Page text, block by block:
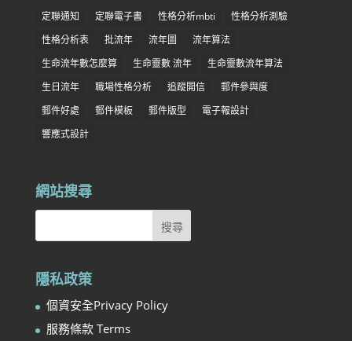
定聯通知
定聯電子書 性格分析mbti
性格分析測驗
性格分析表
批流年 流年圖
流年算法
生命流年數怎麼算
生命靈數 流年
生命靈數流年算法
生日流年
職場性格分析 追蹤開信
郵件參與度
郵件好處
郵件模板 郵件版型
電子報設計
響應式設計
網站搜尋
隱私政策
個資安全Privacy Policy
服務條款 Terms